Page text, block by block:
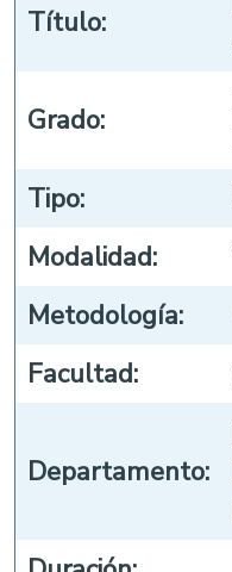
Título:
Grado:
Tipo:
Modalidad:
Metodología:
Facultad:
Departamento: